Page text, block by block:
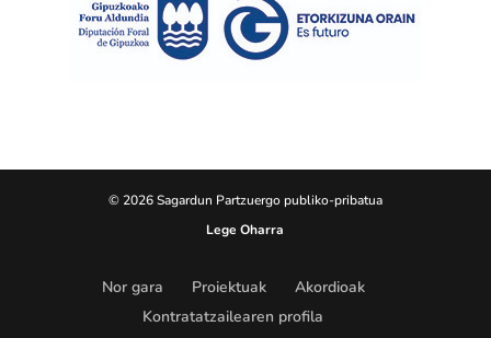
© 2026 Sagardun Partzuergo publiko-pribatua
Lege Oharra
Nor gara Proiektuak
Akordioak
Kontratatzailearen profila